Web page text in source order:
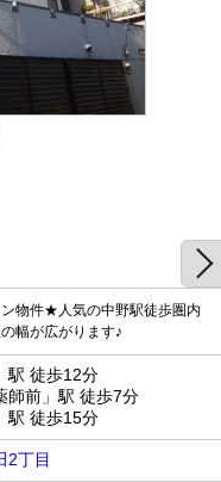
物件★人気の中野駅徒歩圏内
幅が広がります♪
駅 徒歩12分
師前」駅 徒歩7分
駅 徒歩15分
2丁目